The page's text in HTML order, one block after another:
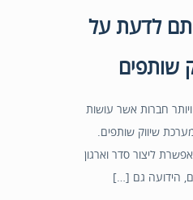
לדעת על
שותפים
ויותר חברות אשר עושות
שיווק שותפים.
ליצור סדר וארגון
הידועה גם […]